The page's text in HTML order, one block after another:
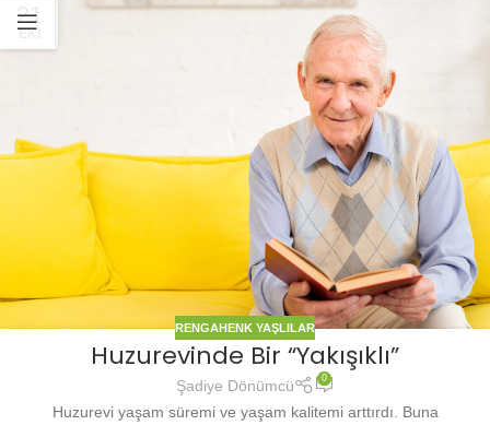
21
EKI
RENGAHENK YAŞLILAR
Huzurevinde Bir “Yakışıklı”
Şadiye Dönümcü 0
Huzurevi yaşam süremi ve yaşam kalitemi arttırdı. Buna